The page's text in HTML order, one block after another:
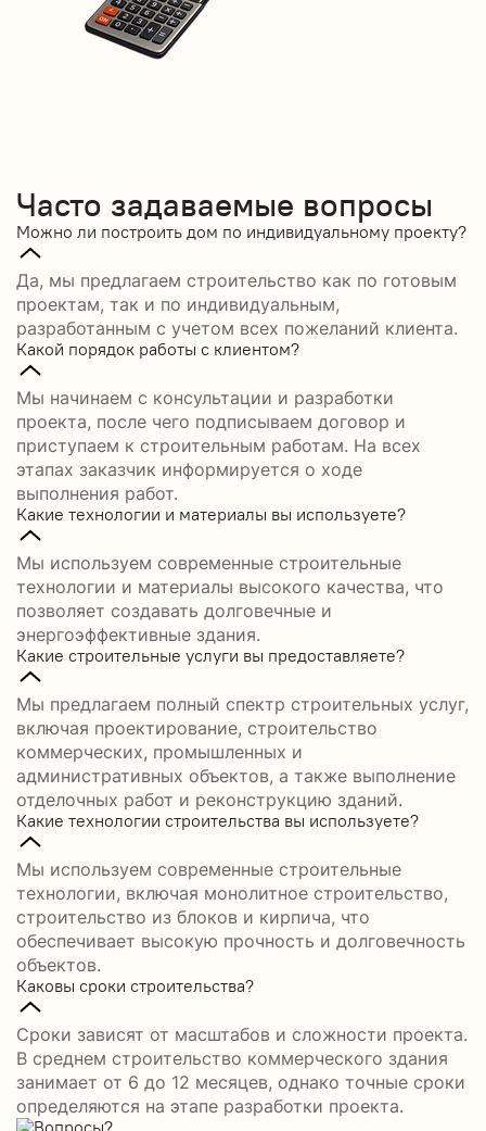
Часто задаваемые вопросы
Можно ли построить дом по индивидуальному проекту?
Да, мы предлагаем строительство как по готовым
проектам, так и по индивидуальным,
разработанным с учетом всех пожеланий клиента.
Какой порядок работы с клиентом?
Мы начинаем с консультации и разработки
проекта, после чего подписываем договор и
приступаем к строительным работам. На всех
этапах заказчик информируется о ходе
выполнения работ.
Какие технологии и материалы вы используете?
Мы используем современные строительные
технологии и материалы высокого качества, что
позволяет создавать долговечные и
энергоэффективные здания.
Какие строительные услуги вы предоставляете?
Мы предлагаем полный спектр строительных услуг,
включая проектирование, строительство
коммерческих, промышленных и
административных объектов, а также выполнение
отделочных работ и реконструкцию зданий.
Какие технологии строительства вы используете?
Мы используем современные строительные
технологии, включая монолитное строительство,
строительство из блоков и кирпича, что
обеспечивает высокую прочность и долговечность
объектов.
Каковы сроки строительства?
Сроки зависят от масштабов и сложности проекта.
В среднем строительство коммерческого здания
занимает от 6 до 12 месяцев, однако точные сроки
определяются на этапе разработки проекта.